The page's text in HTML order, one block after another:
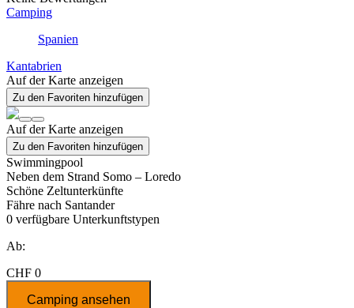
Camping
Spanien
Kantabrien
Auf der Karte anzeigen
Zu den Favoriten hinzufügen
Auf der Karte anzeigen
Zu den Favoriten hinzufügen
Swimmingpool
Neben dem Strand Somo – Loredo
Schöne Zeltunterkünfte
Fähre nach Santander
0 verfügbare Unterkunftstypen
Ab:
CHF 0
Camping ansehen